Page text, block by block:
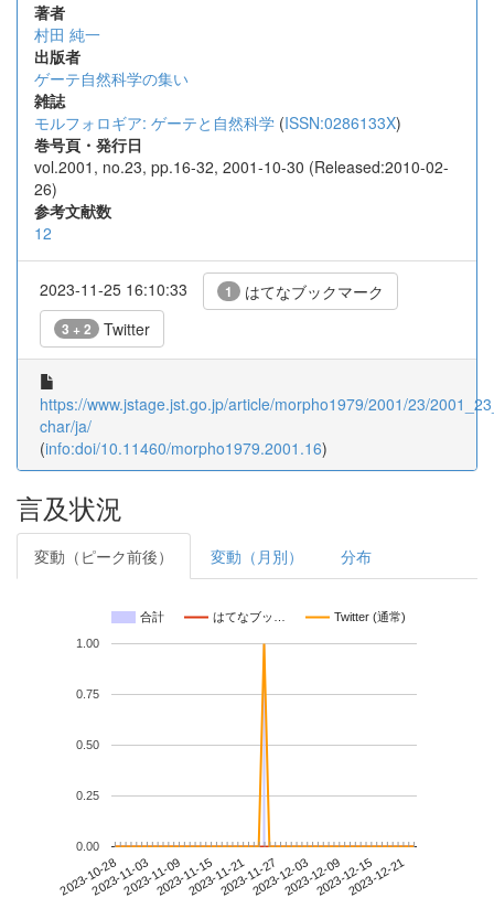
著者
村田 純一
出版者
ゲーテ自然科学の集い
雑誌
モルフォロギア: ゲーテと自然科学 (ISSN:0286133X)
巻号頁・発行日
vol.2001, no.23, pp.16-32, 2001-10-30 (Released:2010-02-
26)
参考文献数
12
2023-11-25 16:10:33 1 はてなブックマーク
3 + 2 Twitter
https://www.jstage.jst.go.jp/article/morpho1979/2001/23/
char/ja/
(info:doi/10.11460/morpho1979.2001.16)
言及状況
変動（ピーク前後） 変動（月別） 分布
合計 はてなブッ… Twitter (通常)
2023-10-282023-11-032023-11-092023-11-152023-11-212023-11-272023-12-032023-12-092023-12-152023-12-21
0.00
0.25
0.50
0.75
1.00